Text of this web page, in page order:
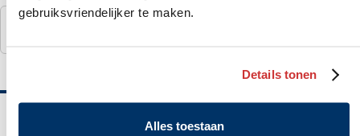
gebruiksvriendelijker te maken.
Details tonen
Alles toestaan